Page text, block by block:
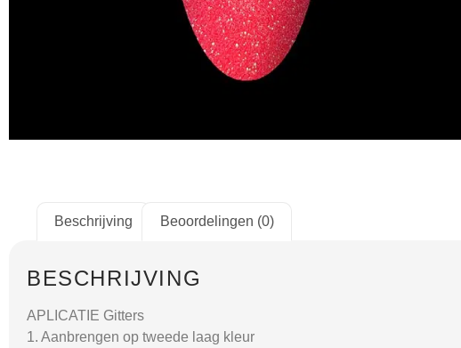
Beschrijving Beoordelingen (0)
BESCHRIJVING
APLICATIE Gitters
1. Aanbrengen op tweede laag kleur